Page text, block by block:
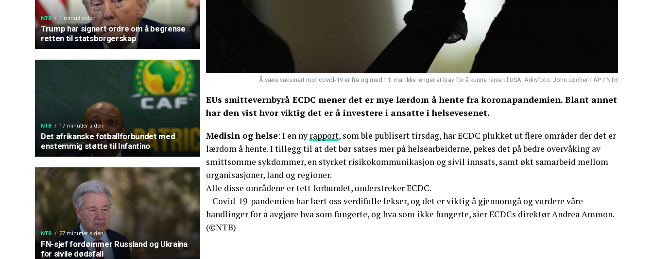
NTB 1 minutt siden
Trump har signert ordre om å begrense
retten til statsborgerskap
NTB 17 minutter siden
Det afrikanske fotballforbundet med
enstemmig støtte til Infantino
NTB 27 minutter siden
FN-sjef fordømmer Russland og Ukraina
for sivile dødsfall
Å være vaksinert mot covid-19 er fra og med 11. mai ikke lenger et krav for å kunne reise til USA. Arkivfoto: John Locher / AP / NTB
EUs smittevernbyrå ECDC mener det er mye lærdom å hente fra koronapandemien. Blant annet
har den vist hvor viktig det er å investere i ansatte i helsevesenet.
Medisin og helse: I en ny rapport, som ble publisert tirsdag, har ECDC plukket ut flere områder der det er
lærdom å hente. I tillegg til at det bør satses mer på helsearbeiderne, pekes det på bedre overvåking av
smittsomme sykdommer, en styrket risikokommunikasjon og sivil innsats, samt økt samarbeid mellom
organisasjoner, land og regioner.
Alle disse områdene er tett forbundet, understreker ECDC.
– Covid-19-pandemien har lært oss verdifulle lekser, og det er viktig å gjennomgå og vurdere våre
handlinger for å avgjøre hva som fungerte, og hva som ikke fungerte, sier ECDCs direktør Andrea Ammon.
(©NTB)